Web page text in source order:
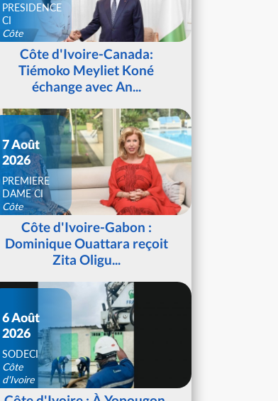
PRESIDENCE
CI
Côte
d'IvoireCôte d'Ivoire-Canada:
Tiémoko Meyliet Koné
échange avec An...
7 Août
2026
PREMIERE
DAME CI
Côte
d'IvoireCôte d'Ivoire-Gabon :
Dominique Ouattara reçoit
Zita Oligu...
6 Août
2026
SODECI
Côte
d'Ivoire